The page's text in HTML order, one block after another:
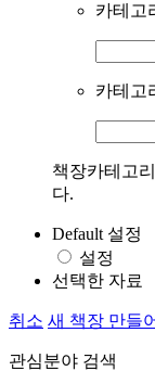
카테고
카테고
책장카테고
다.
Default 설정
설정
선택한 자료
취소 새 책장 만들
관심분야 검색